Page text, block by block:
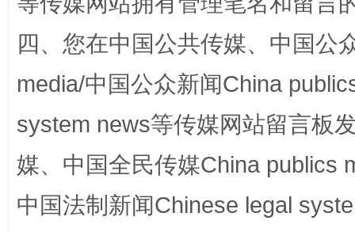
四、您在中国公共传媒、中国公
media/中国公众新闻China
system news等传媒网站留言板
媒、中国全民传媒China publics
中国法制新闻Chinese legal